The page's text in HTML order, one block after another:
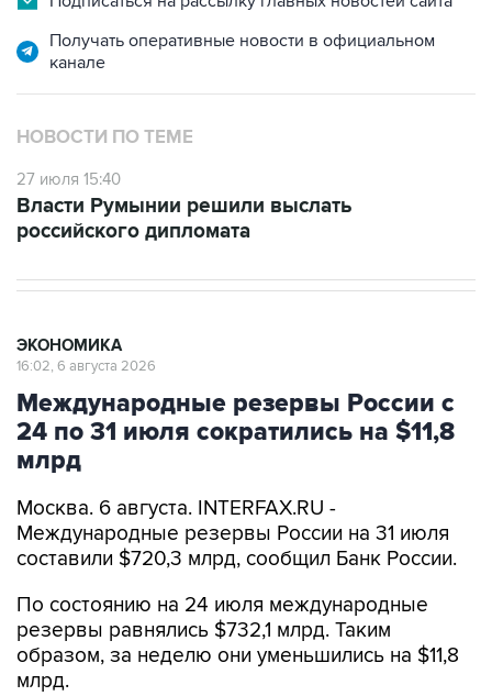
Получать оперативные новости в официальном
канале
НОВОСТИ ПО ТЕМЕ
27 июля 15:40
Власти Румынии решили выслать
российского дипломата
ЭКОНОМИКА
16:02, 6 августа 2026
Международные резервы России с
24 по 31 июля сократились на $11,8
млрд
Москва. 6 августа. INTERFAX.RU -
Международные резервы России на 31 июля
составили $720,3 млрд, сообщил Банк России.
По состоянию на 24 июля международные
резервы равнялись $732,1 млрд. Таким
образом, за неделю они уменьшились на $11,8
млрд.